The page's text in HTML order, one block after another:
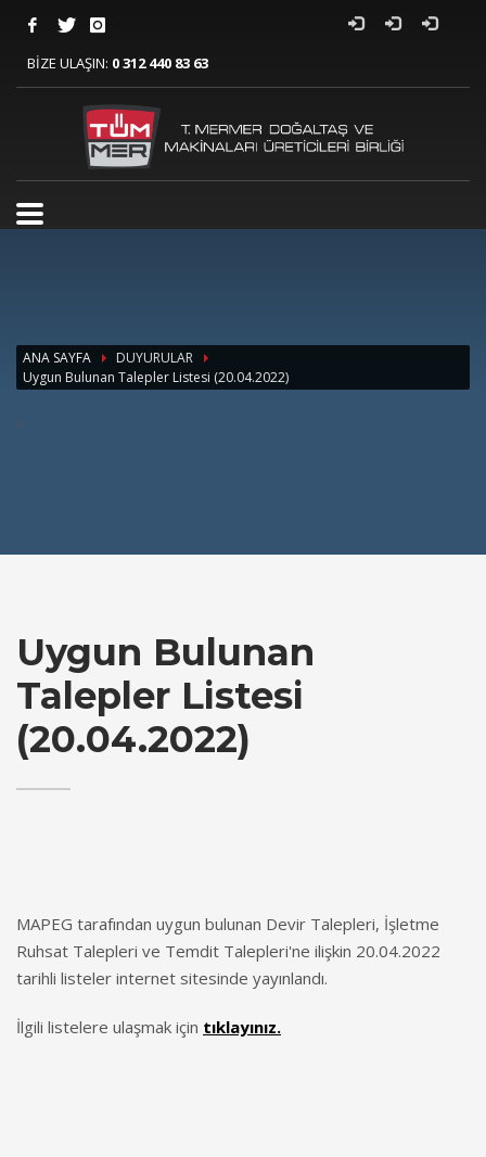
BİZE ULAŞIN: 0 312 440 83 63
ANA SAYFA
DUYURULAR
Uygun Bulunan Talepler Listesi (20.04.2022)
>
Uygun Bulunan
Talepler Listesi
(20.04.2022)
MAPEG tarafından uygun bulunan Devir Talepleri, İşletme
Ruhsat Talepleri ve Temdit Talepleri'ne ilişkin 20.04.2022
tarihli listeler internet sitesinde yayınlandı.
İlgili listelere ulaşmak için tıklayınız.